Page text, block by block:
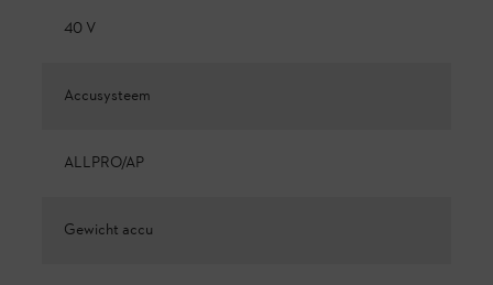
40 V
Accusysteem
ALLPRO/AP
Gewicht accu